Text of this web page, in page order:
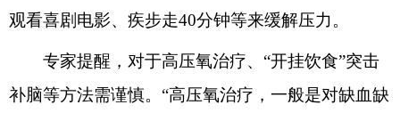
观看喜剧电影、疾步走40分钟等来缓解压力。
专家提醒，对于高压氧治疗、“开挂饮食”突击
补脑等方法需谨慎。“高压氧治疗，一般是对缺血缺